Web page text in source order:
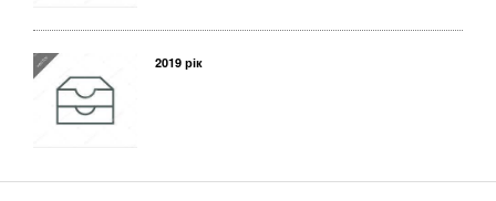
2019 рік